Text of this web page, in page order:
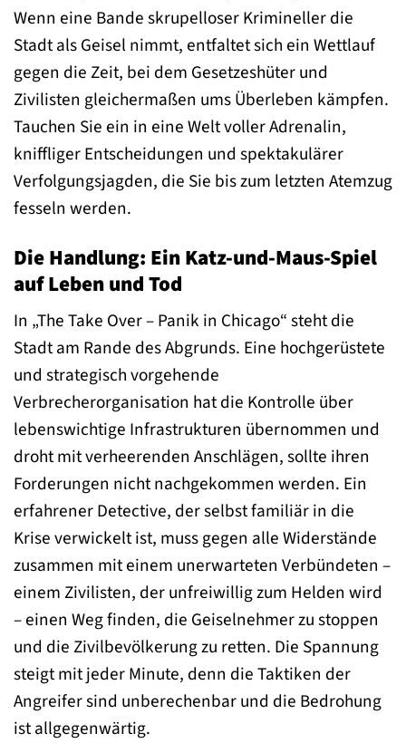
Wenn eine Bande skrupelloser Krimineller die
Stadt als Geisel nimmt, entfaltet sich ein Wettlauf
gegen die Zeit, bei dem Gesetzeshüter und
Zivilisten gleichermaßen ums Überleben kämpfen.
Tauchen Sie ein in eine Welt voller Adrenalin,
kniffliger Entscheidungen und spektakulärer
Verfolgungsjagden, die Sie bis zum letzten Atemzug
fesseln werden.
Die Handlung: Ein Katz-und-Maus-Spiel
auf Leben und Tod
In „The Take Over – Panik in Chicago“ steht die
Stadt am Rande des Abgrunds. Eine hochgerüstete
und strategisch vorgehende
Verbrecherorganisation hat die Kontrolle über
lebenswichtige Infrastrukturen übernommen und
droht mit verheerenden Anschlägen, sollte ihren
Forderungen nicht nachgekommen werden. Ein
erfahrener Detective, der selbst familiär in die
Krise verwickelt ist, muss gegen alle Widerstände
zusammen mit einem unerwarteten Verbündeten –
einem Zivilisten, der unfreiwillig zum Helden wird
– einen Weg finden, die Geiselnehmer zu stoppen
und die Zivilbevölkerung zu retten. Die Spannung
steigt mit jeder Minute, denn die Taktiken der
Angreifer sind unberechenbar und die Bedrohung
ist allgegenwärtig.